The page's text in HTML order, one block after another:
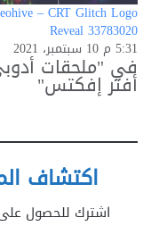
– CRT Glitch Logo
Reveal 33783020
5:31 م 10 سبتمبر، 2021
في "ملحقات
أفتر إفكتس"
اكتشاف
اشترك للحصول